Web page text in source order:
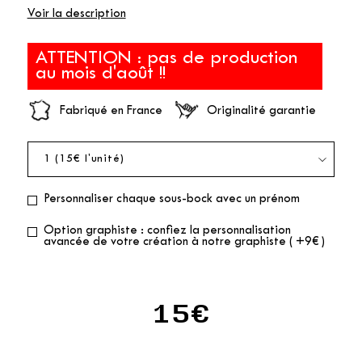
Voir la description
ATTENTION : pas de production
au mois d'août !!
Fabriqué en France Originalité garantie
Personnaliser chaque sous-bock avec un prénom
Option graphiste : confiez la personnalisation
avancée de votre création à notre graphiste ( +9€ )
15€